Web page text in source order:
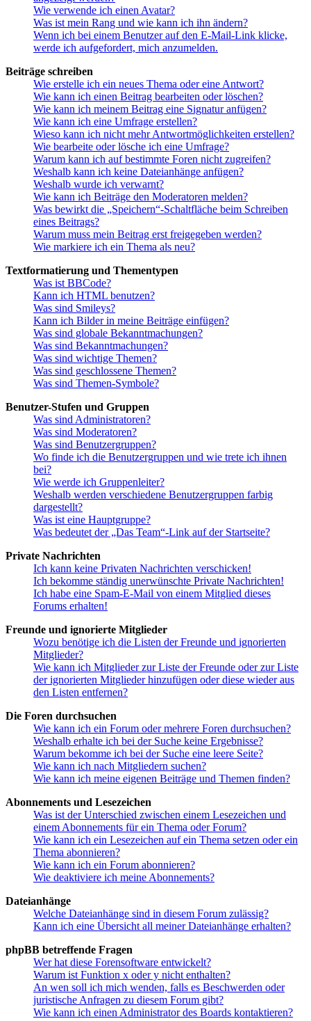
Wie verwende ich einen Avatar?
Was ist mein Rang und wie kann ich ihn ändern?
Wenn ich bei einem Benutzer auf den E-Mail-Link klicke,
werde ich aufgefordert, mich anzumelden.
Beiträge schreiben
Wie erstelle ich ein neues Thema oder eine Antwort?
Wie kann ich einen Beitrag bearbeiten oder löschen?
Wie kann ich meinem Beitrag eine Signatur anfügen?
Wie kann ich eine Umfrage erstellen?
Wieso kann ich nicht mehr Antwortmöglichkeiten erstellen?
Wie bearbeite oder lösche ich eine Umfrage?
Warum kann ich auf bestimmte Foren nicht zugreifen?
Weshalb kann ich keine Dateianhänge anfügen?
Weshalb wurde ich verwarnt?
Wie kann ich Beiträge den Moderatoren melden?
Was bewirkt die „Speichern“-Schaltfläche beim Schreiben
eines Beitrags?
Warum muss mein Beitrag erst freigegeben werden?
Wie markiere ich ein Thema als neu?
Textformatierung und Thementypen
Was ist BBCode?
Kann ich HTML benutzen?
Was sind Smileys?
Kann ich Bilder in meine Beiträge einfügen?
Was sind globale Bekanntmachungen?
Was sind Bekanntmachungen?
Was sind wichtige Themen?
Was sind geschlossene Themen?
Was sind Themen-Symbole?
Benutzer-Stufen und Gruppen
Was sind Administratoren?
Was sind Moderatoren?
Was sind Benutzergruppen?
Wo finde ich die Benutzergruppen und wie trete ich ihnen
bei?
Wie werde ich Gruppenleiter?
Weshalb werden verschiedene Benutzergruppen farbig
dargestellt?
Was ist eine Hauptgruppe?
Was bedeutet der „Das Team“-Link auf der Startseite?
Private Nachrichten
Ich kann keine Privaten Nachrichten verschicken!
Ich bekomme ständig unerwünschte Private Nachrichten!
Ich habe eine Spam-E-Mail von einem Mitglied dieses
Forums erhalten!
Freunde und ignorierte Mitglieder
Wozu benötige ich die Listen der Freunde und ignorierten
Mitglieder?
Wie kann ich Mitglieder zur Liste der Freunde oder zur Liste
der ignorierten Mitglieder hinzufügen oder diese wieder aus
den Listen entfernen?
Die Foren durchsuchen
Wie kann ich ein Forum oder mehrere Foren durchsuchen?
Weshalb erhalte ich bei der Suche keine Ergebnisse?
Warum bekomme ich bei der Suche eine leere Seite?
Wie kann ich nach Mitgliedern suchen?
Wie kann ich meine eigenen Beiträge und Themen finden?
Abonnements und Lesezeichen
Was ist der Unterschied zwischen einem Lesezeichen und
einem Abonnements für ein Thema oder Forum?
Wie kann ich ein Lesezeichen auf ein Thema setzen oder ein
Thema abonnieren?
Wie kann ich ein Forum abonnieren?
Wie deaktiviere ich meine Abonnements?
Dateianhänge
Welche Dateianhänge sind in diesem Forum zulässig?
Kann ich eine Übersicht all meiner Dateianhänge erhalten?
phpBB betreffende Fragen
Wer hat diese Forensoftware entwickelt?
Warum ist Funktion x oder y nicht enthalten?
An wen soll ich mich wenden, falls es Beschwerden oder
juristische Anfragen zu diesem Forum gibt?
Wie kann ich einen Administrator des Boards kontaktieren?